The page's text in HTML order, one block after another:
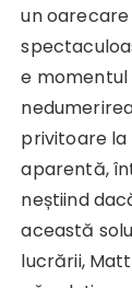
un
e momentul
privitoare la
aparentă,
neștiind
această
lucrării,